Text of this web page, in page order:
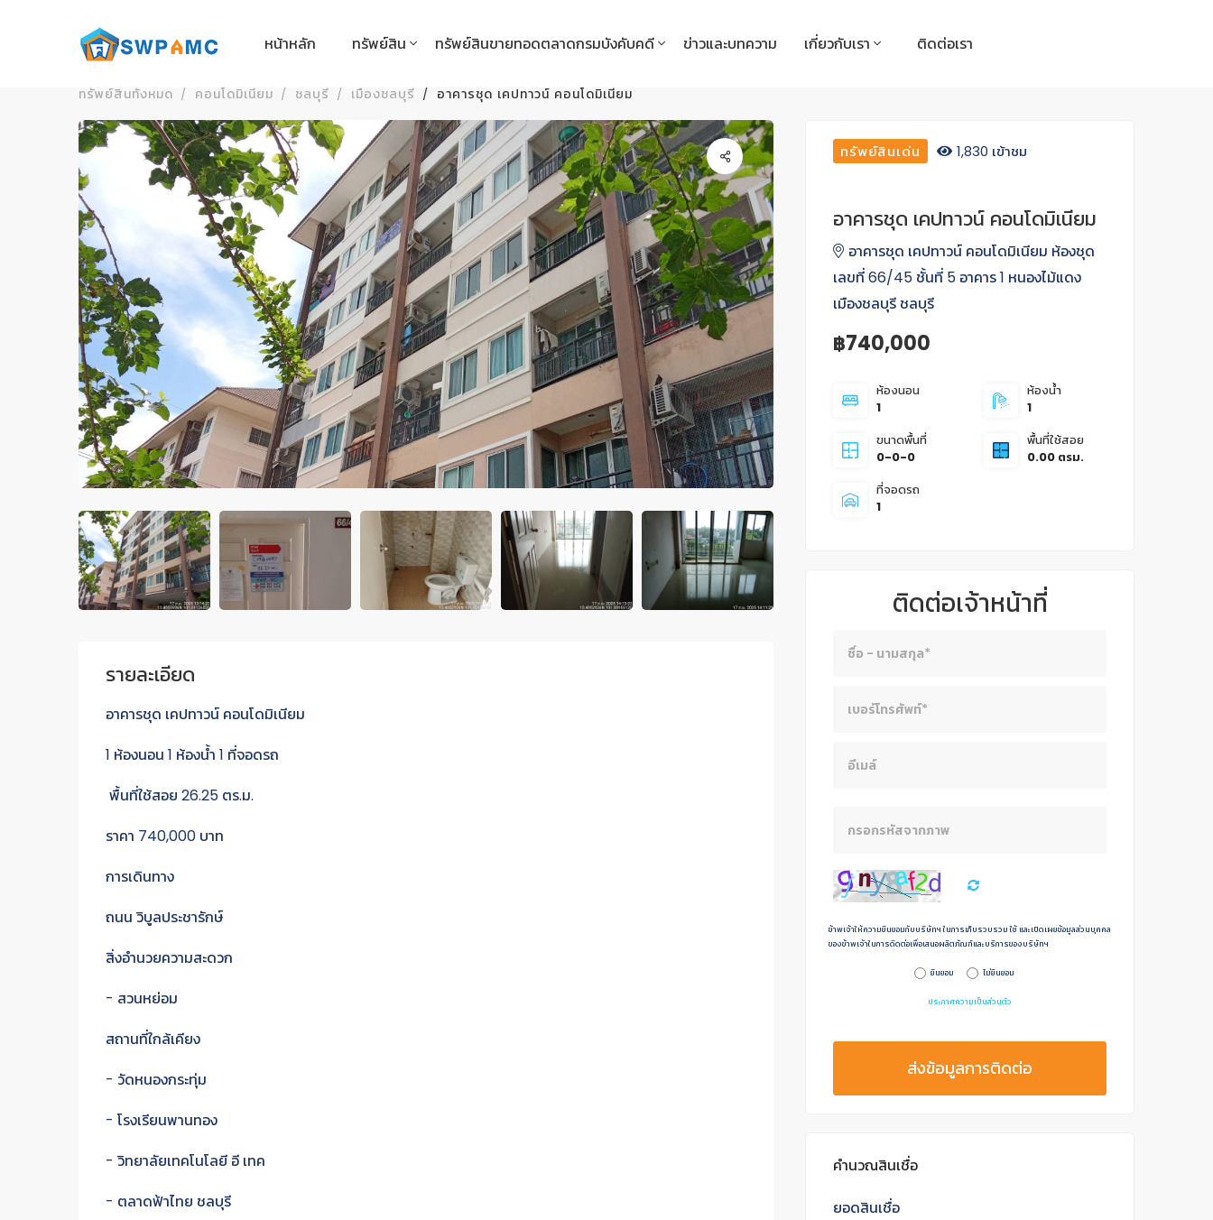
หน้าหลัก ทรัพย์สิน ทรัพย์สินขายทอดตลาดกรมบังคับคดี ข่าวและบทความ เกี่ยวกับเรา ติดต่อเรา
ทรัพย์สินทั้งหมด คอนโดมิเนียม ชลบุรี เมืองชลบุรี อาคารชุด เคปทาวน์ คอนโดมิเนียม
รายละเอียด
อาคารชุด เคปทาวน์ คอนโดมิเนียม
1 ห้องนอน 1 ห้องน้ำ 1 ที่จอดรถ
พื้นที่ใช้สอย 26.25 ตร.ม.
ราคา 740,000 บาท
การเดินทาง
ถนน วิบูลประชารักษ์
สิ่งอำนวยความสะดวก
- สวนหย่อม
สถานที่ใกล้เคียง
- วัดหนองกระทุ่ม
- โรงเรียนพานทอง
- วิทยาลัยเทคโนโลยี อี เทค
- ตลาดฟ้าไทย ชลบุรี
ทรัพย์สินเด่น 1,830 เข้าชม
อาคารชุด เคปทาวน์ คอนโดมิเนียม
อาคารชุด เคปทาวน์ คอนโดมิเนียม ห้องชุด
เลขที่ 66/45 ชั้นที่ 5 อาคาร 1 หนองไม้แดง
เมืองชลบุรี ชลบุรี
฿740,000
ห้องนอน
1
ห้องน้ำ
1
ขนาดพื้นที่
0-0-0
พื้นที่ใช้สอย
0.00 ตรม.
ที่จอดรถ
1
ติดต่อเจ้าหน้าที่
ข้าพเจ้าให้ความยินยอมกับบริษัทฯ ในการเก็บรวบรวม ใช้ และเปิดเผยข้อมูลส่วนบุคคล
ของข้าพเจ้าในการดิดต่อเพื่อเสนอผลิตภัณฑ์และบริการของบริษัทฯ
ยินยอม ไม่ยินยอม
ประกาศความเป็นส่วนตัว
ส่งข้อมูลการติดต่อ
คำนวณสินเชื่อ
ยอดสินเชื่อ